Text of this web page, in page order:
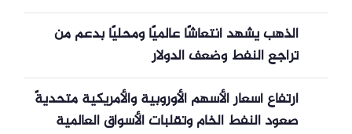
الذهب يشهد انتعاشًا عالميًا ومحليًا بدعم من
تراجع النفط وضعف الدولار
ارتفاع أسعار الأسهم الأوروبية والأمريكية متحديةً
صعود النفط الخام وتقلبات الأسواق العالمية